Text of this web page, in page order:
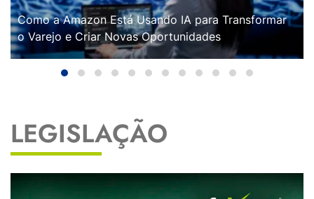
Como a Amazon Está Usando IA para Transformar
o Varejo e Criar Novas Oportunidades
LEGISLAÇÃO